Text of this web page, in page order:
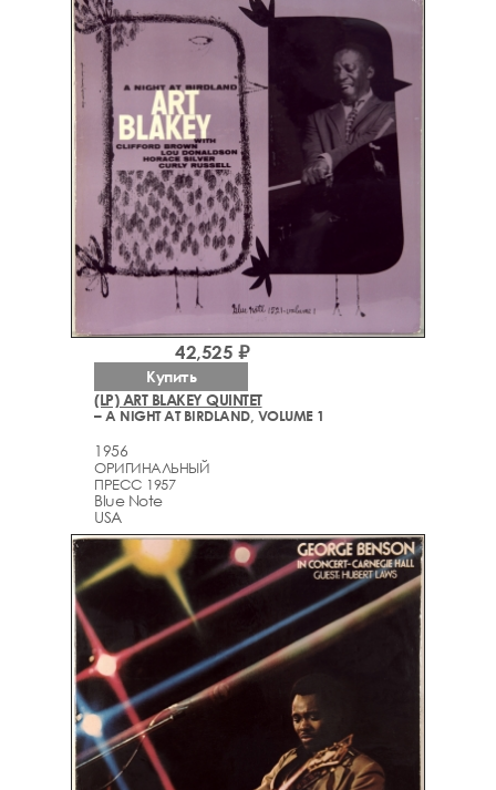
(LP) ART BLAKEY QUINTET
– A NIGHT AT BIRDLAND, VOLUME 1
1956
ОРИГИНАЛЬНЫЙ
ПРЕСС 1957
Blue Note
USA
42,525 ₽
Купить